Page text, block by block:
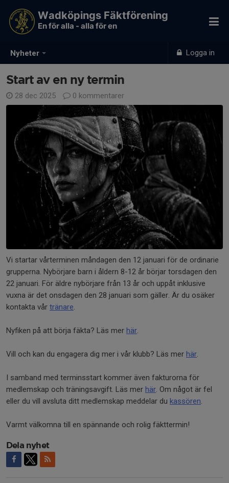
Nyheter Logga in
Wadköpings Fäktförening
En för alla - alla för en
Start av en ny termin
28 dec 2025 0 kommentarer
Vi startar vårterminen måndagen den 12 januari för de ordinarie
grupperna. Nybörjare barn i åldern 8-12 år börjar torsdagen den
22 januari. För äldre nybörjare från 13 år och uppåt inklusive
vuxna är det onsdagen den 28 januari som gäller. Är du osäker
kontakta vår tränare.
Nyfiken på att börja fäkta? Läs mer här.
Vill och kan du engagera dig mer i vår klubb? Läs mer här.
I samband med terminsstart kommer även fakturorna för
medlemskap och träningsavgift. Läs mer här. Om något är fel
eller du vill avsluta ditt medlemskap meddelar du kassören.
Varmt välkomna till en spännande och rolig fäkttermin!
Dela nyhet